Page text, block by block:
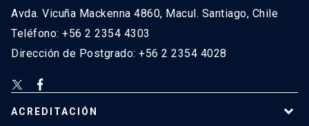
Avda. Vicuña Mackenna 4860, Macul. Santiago, Chile
Teléfono: +56 2 2354 4303
Dirección de Postgrado: +56 2 2354 4028
ACREDITACIÓN